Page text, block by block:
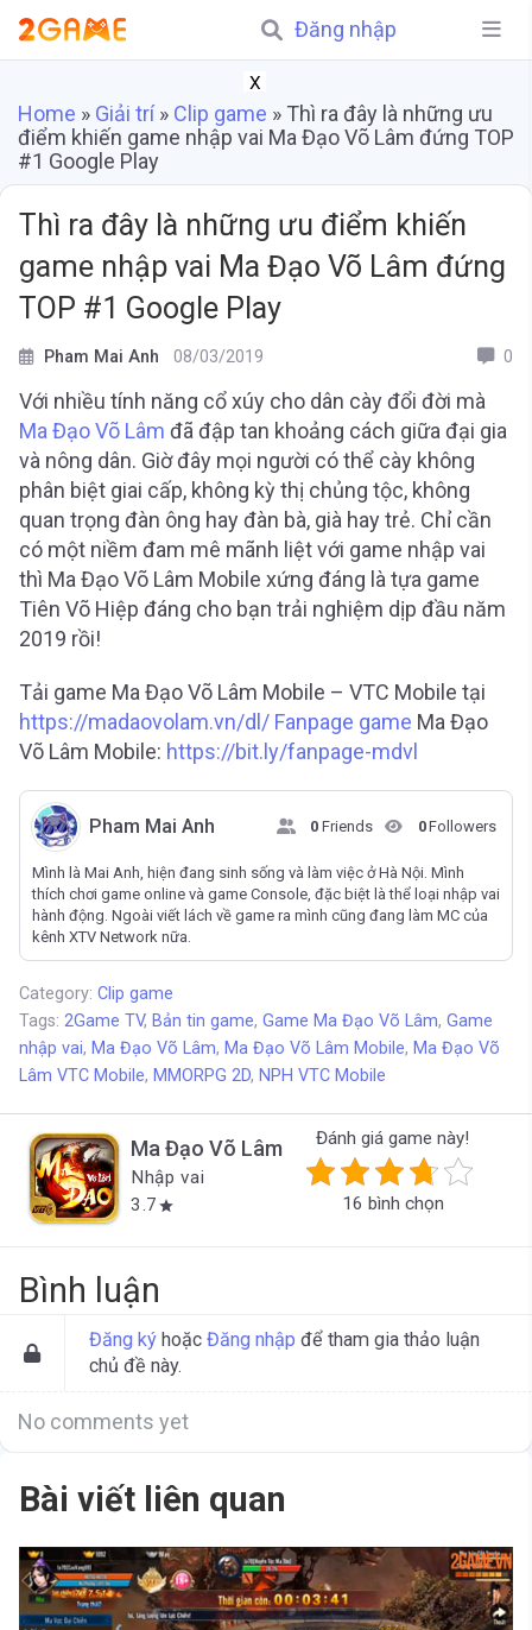
Đăng nhập
X
Home » Giải trí» Clip game » Thì ra đây là những ưu
điểm khiến game nhập vai Ma Đạo Võ Lâm đứng TOP
#1 Google Play
Thì ra đây là những ưu điểm khiến
game nhập vai Ma Đạo Võ Lâm đứng
TOP #1 Google Play
Pham Mai Anh 08/03/2019 0
Với nhiều tính năng cổ xúy cho dân cày đổi đời mà
Ma Đạo Võ Lâm đã đập tan khoảng cách giữa đại gia
và nông dân. Giờ đây mọi người có thể cày không
phân biệt giai cấp, không kỳ thị chủng tộc, không
quan trọng đàn ông hay đàn bà, già hay trẻ. Chỉ cần
có một niềm đam mê mãnh liệt với game nhập vai
thì Ma Đạo Võ Lâm Mobile xứng đáng là tựa game
Tiên Võ Hiệp đáng cho bạn trải nghiệm dịp đầu năm
2019 rồi!
Tải game Ma Đạo Võ Lâm Mobile – VTC Mobile tại
https://madaovolam.vn/dl/ Fanpage game Ma Đạo
Võ Lâm Mobile: https://bit.ly/fanpage-mdvl
Pham Mai Anh 0 Friends 0Followers
Mình là Mai Anh, hiện đang sinh sống và làm việc ở Hà Nội. Mình
thích chơi game online và game Console, đặc biệt là thể loại nhập vai
hành động. Ngoài viết lách về game ra mình cũng đang làm MC của
kênh XTV Network nữa.
Category: Clip game
Tags: 2Game TV, Bản tin game, Game Ma Đạo Võ Lâm, Game
nhập vai, Ma Đạo Võ Lâm, Ma Đạo Võ Lâm Mobile, Ma Đạo Võ
Lâm VTC Mobile, MMORPG 2D, NPH VTC Mobile
Ma Đạo Võ Lâm
Nhập vai
3.7 star
Đánh giá game này!
16 bình chọn
Bình luận
Đăng ký hoặc Đăng nhập để tham gia thảo luận
chủ đề này.
No comments yet
Bài viết liên quan